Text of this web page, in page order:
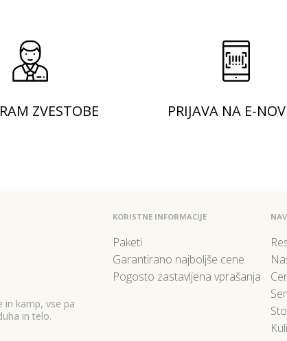
ZVESTOBE PRIJAVA NA E-
in kamp, vse pa
in telo.
KORISTNE INFORMACIJE
Paketi
Garantirano najboljše cene
Pogosto zastavljena vprašanja